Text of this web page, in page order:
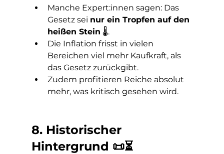
Manche Expert:innen sagen: Das
Gesetz sei nur ein Tropfen auf den
heißen Stein 🌡️.
Die Inflation frisst in vielen
Bereichen viel mehr Kaufkraft, als
das Gesetz zurückgibt.
Zudem profitieren Reiche absolut
mehr, was kritisch gesehen wird.
8. Historischer
Hintergrund 📜⏳